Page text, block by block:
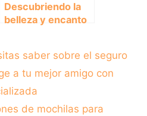
Descubriendo la
belleza y encanto
de vacaciones en
España.
saber sobre el seguro
a tu mejor amigo con
de mochilas para